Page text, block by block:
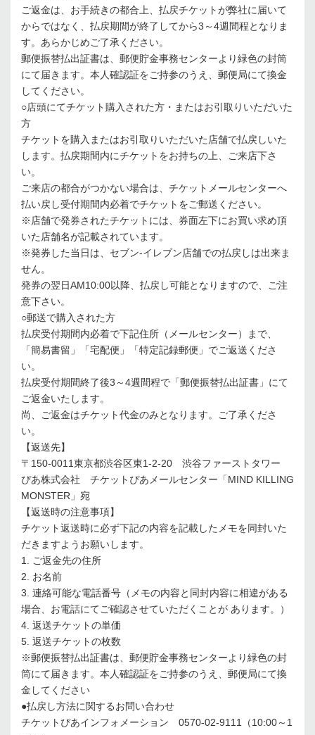
ご返金は、お手続きの都合上、払戻チケットが弊社に届いて
からではなく、払戻期間が終了してから3～4週間程となりま
す。あらかじめご了承ください。
郵便振替払出証書は、郵便貯金事務センターより緑色の封筒
にて届きます。本人確認証をご持参のうえ、郵便局にて換金
してください。
○店頭にてチケット購入された方・またはお引取りいただいた
方
チケットを購入またはお引取りいただいた店舗で払戻しいた
します。払戻期間内にチケットをお持ちの上、ご来店下さ
い。
ご来店の都合がつかない場合は、チケットメールセンターへ
払い戻し受付期間内必着でチケットをご郵送ください。
※店舗で発券されたチケットには、券面左下にお買い求め頂
いた店舗名が記載されています。
※発券した当日は、セブン-イレブン店舗での払戻しは出来ま
せん。
発券の翌日AM10:00以降、払戻し可能となりますので、ご注
意下さい。
○郵送で購入された方
払戻受付期間内必着で下記住所（メールセンター）まで、
「簡易書留」「宅配便」「特定記録郵便」でご返送くださ
い。
払戻受付期間終了後3～4週間程で「郵便振替払出証書」にて
ご返金いたします。
尚、ご返金はチケット代金のみとなります。ご了承くださ
い。
【返送先】
〒150-0011東京都渋谷区東1-2-20 渋谷ファーストタワー
ぴあ株式会社 チケットぴあメールセンター「MIND KILLING
MONSTER」宛
【返送時の注意事項】
チケット返送時に必ず下記の内容を記載したメモを同封いた
だきますようお願いします。
1. ご返金先の住所
2. お名前
3. 連絡可能な電話番号（メモの内容と同封内容に相違がある
場合、お電話にてご確認させていただくことが あります。）
4. 返送チケットの単価
5. 返送チケットの枚数
※郵便振替払出証書は、郵便貯金事務センターより緑色の封
筒にて届きます。本人確認証をご持参のうえ、郵便局にて換
金してください
●払戻し方法に関するお問い合わせ
チケットぴあインフォメーション 0570-02-9111（10:00～1